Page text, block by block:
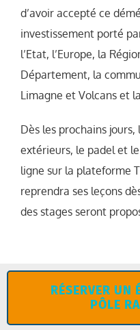
d’avoir accepté ce
investissement porté
l’Etat, l’Europe, la
Département, la
Limagne et Volcans et
Dès les prochains
extérieurs, le padel et
ligne sur la plateforme
reprendra ses leçons
des stages seront
RÉSERVER UN
PÔLE